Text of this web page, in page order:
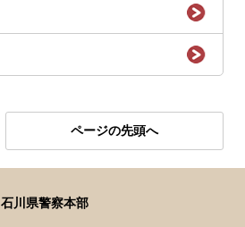
ページの先頭へ
石川県警察本部